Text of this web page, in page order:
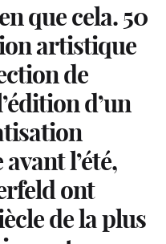
que cela. 50
artistique
de
d’un
l’été,
ont
de la plus